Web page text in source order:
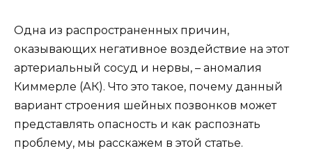
Одна из распространенных причин,
оказывающих негативное воздействие на этот
артериальный сосуд и нервы, – аномалия
Киммерле (АК). Что это такое, почему данный
вариант строения шейных позвонков может
представлять опасность и как распознать
проблему, мы расскажем в этой статье.